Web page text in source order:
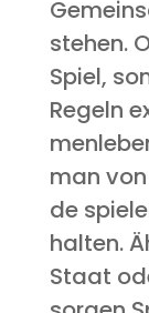
ste­hen.
Spiel,
Regeln
man
de
hal­ten.
Staat